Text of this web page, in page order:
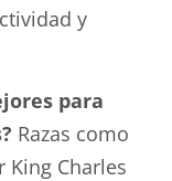
y
para
Razas como
King Charles